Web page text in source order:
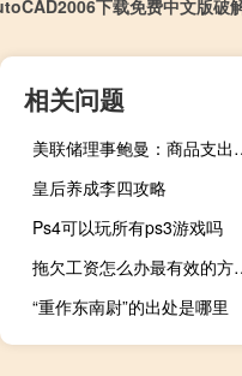
下载免费中文版破
相关问题
美联储理事鲍
皇后养成李四攻略
Ps4可以玩所有ps3游戏吗
拖欠工资怎么
“重作东南尉”的出处是哪里